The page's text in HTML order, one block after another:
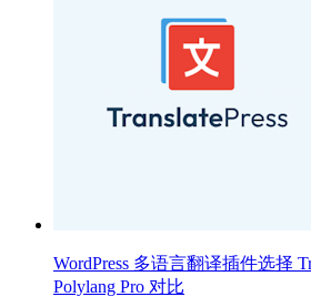
WordPress 多语言翻译插件选择
Polylang Pro 对比